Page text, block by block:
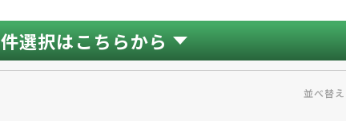
選択はこちらから
並べ替え